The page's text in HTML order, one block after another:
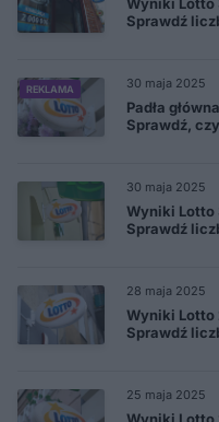
Sprawdź
REKLAMA 30 maja 2025
Padła
Sprawdź,
30 maja 2025
Wyniki Lotto
Sprawdź
28 maja 2025
Wyniki Lotto
Sprawdź
25 maja 2025